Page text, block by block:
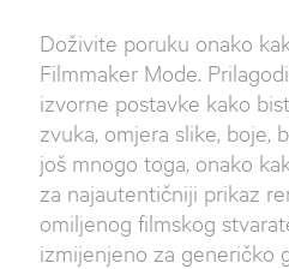
Doživite poruku onako
Filmmaker Mode.
izvorne postavke kako
zvuka, omjera slike, boje,
još mnogo toga, onako
za najautentičniji prikaz
omiljenog filmskog
izmijenjeno za generičko